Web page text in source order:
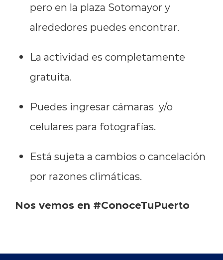
pero en la plaza Sotomayor y
alrededores puedes encontrar.
La actividad es completamente
gratuita.
Puedes ingresar cámaras y/o
celulares para fotografías.
Está sujeta a cambios o cancelación
por razones climáticas.
Nos vemos en #ConoceTuPuerto